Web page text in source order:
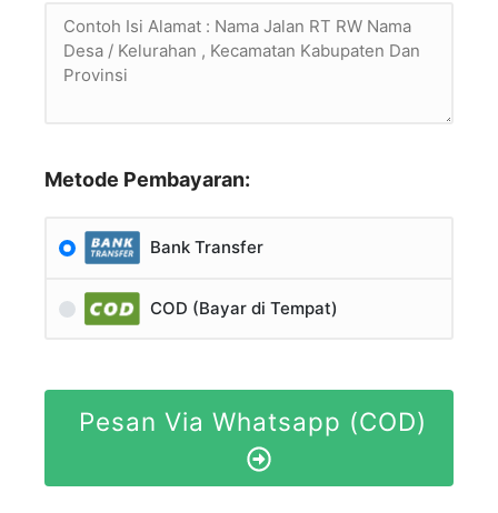
Metode Pembayaran:
Bank Transfer
COD (Bayar di Tempat)
Pesan Via Whatsapp (COD)